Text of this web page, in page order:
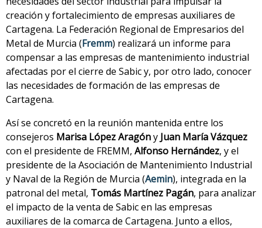
creación y fortalecimiento de empresas auxiliares de
Cartagena. La Federación Regional de Empresarios del
Metal de Murcia (Fremm) realizará un informe para
compensar a las empresas de mantenimiento industrial
afectadas por el cierre de Sabic y, por otro lado, conocer
las necesidades de formación de las empresas de
Cartagena.
Así se concretó en la reunión mantenida entre los
consejeros Marisa López Aragóny Juan María Vázquez
con el presidente de FREMM, Alfonso Hernández, y el
presidente de la Asociación de Mantenimiento Industrial
y Naval de la Región de Murcia (Aemin), integrada en la
patronal del metal, Tomás Martínez Pagán, para analizar
el impacto de la venta de Sabic en las empresas
auxiliares de la comarca de Cartagena. Junto a ellos,